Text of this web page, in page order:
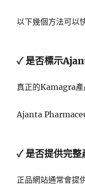
以下幾個方法可以
✓ 是否標示
真正的Kamagra產
Ajanta
✓ 是否提供完整
正品網站通常會提